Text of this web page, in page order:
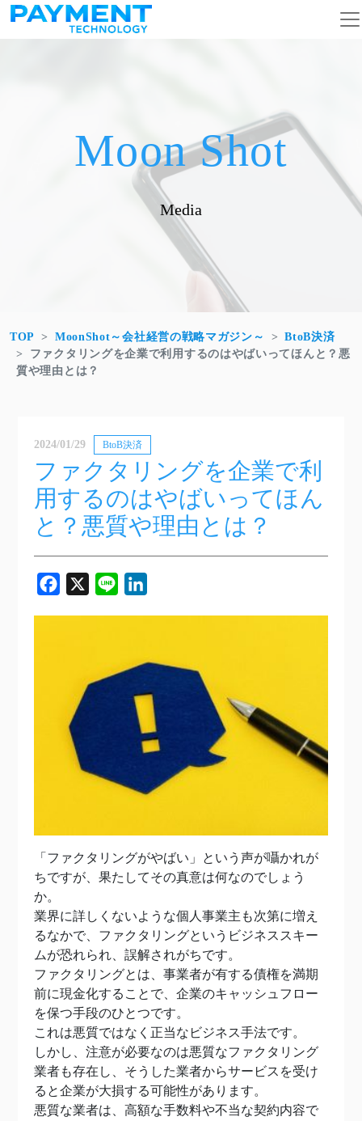
コンテンツへスキップ
メインナビゲーション
Moon Shot
Media
TOP MoonShot～会社経営の戦略マガジン～
BtoB決済
ファクタリングを企業で利用するのはやばいってほんと？悪
質や理由とは？
2024/01/29 BtoB決済
ファクタリングを企業で利
用するのはやばいってほん
と？悪質や理由とは？
Facebook
X Line
「ファクタリングがやばい」という声が囁かれが
ちですが、果たしてその真意は何なのでしょう
か。
業界に詳しくないような個人事業主も次第に増え
るなかで、ファクタリングというビジネススキー
ムが恐れられ、誤解されがちです。
ファクタリングとは、事業者が有する債権を満期
前に現金化することで、企業のキャッシュフロー
を保つ手段のひとつです。
これは悪質ではなく正当なビジネス手法です。
しかし、注意が必要なのは悪質なファクタリング
業者も存在し、そうした業者からサービスを受け
ると企業が大損する可能性があります。
悪質な業者は、高額な手数料や不当な契約内容で